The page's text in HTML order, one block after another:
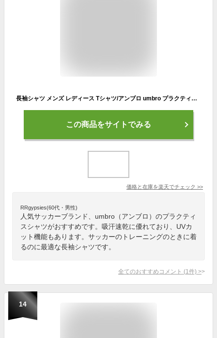
長袖シャツ メンズ レディース Tシャツ/アンブロ umbro プラクティスシャツ/スポーツウェア 吸汗速乾 UVカット サッカー トレーニング ランニング ジョギング ジム 練習着 運動 トップス/UUUUJB53
この商品をサイトでみる
価格と在庫を楽天でチェック >>
RRgypsies(60代・男性)
人気サッカーブランド、umbro（アンブロ）のプラクティ
スシャツがおすすめです。吸汗速乾に優れており、UVカ
ット機能もあります。サッカーのトレーニングのときに着
るのに最適な長袖シャツです。
全てのおすすめコメント (1 件) >
14